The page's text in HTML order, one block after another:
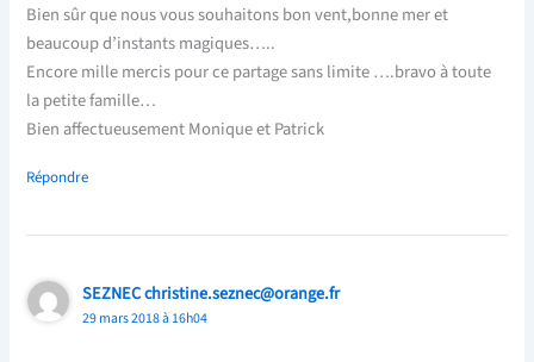
Bien sûr que nous vous souhaitons bon vent,bonne mer et
beaucoup d’instants magiques…..
Encore mille mercis pour ce partage sans limite ….bravo à toute
la petite famille…
Bien affectueusement Monique et Patrick
Répondre
SEZNEC christine.seznec@orange.fr
29 mars 2018 à 16h04